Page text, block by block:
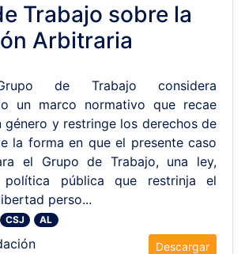
Trabajo sobre la
Arbitraria
de Trabajo considera
un marco normativo que recae
género y restringe los derechos de
la forma en que el presente caso
el Grupo de Trabajo, una ley,
política pública que restrinja el
perso...
CSJ AL
Descargar